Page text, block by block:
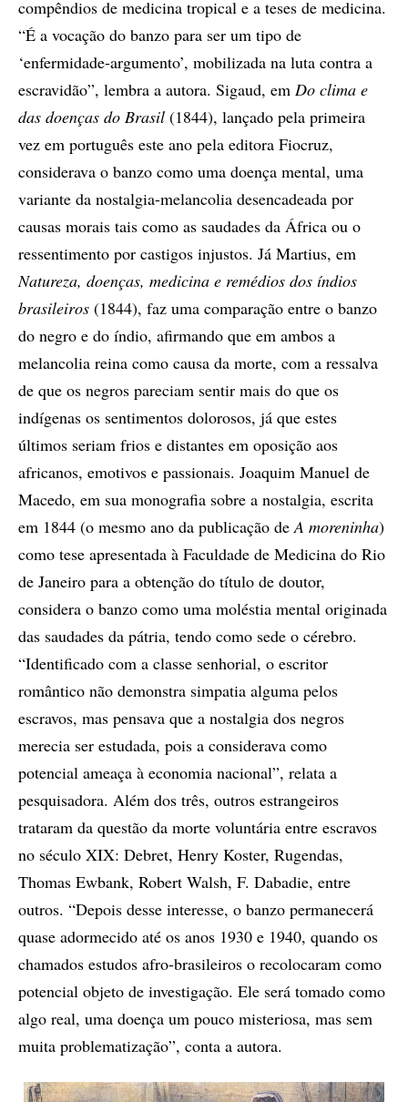
compêndios de medicina tropical e a teses de medicina.
“É a vocação do banzo para ser um tipo de
‘enfermidade-argumento’, mobilizada na luta contra a
escravidão”, lembra a autora. Sigaud, em Do clima e
das doenças do Brasil (1844), lançado pela primeira
vez em português este ano pela editora Fiocruz,
considerava o banzo como uma doença mental, uma
variante da nostalgia-melancolia desencadeada por
causas morais tais como as saudades da África ou o
ressentimento por castigos injustos. Já Martius, em
Natureza, doen­ças, medicina e remédios dos índios
brasileiros (1844), faz uma comparação entre o banzo
do negro e do índio, afirmando que em ambos a
melancolia reina como causa da morte, com a ressalva
de que os negros pareciam sentir mais do que os
indígenas os sentimentos dolorosos, já que estes
últimos seriam frios e distantes em oposição aos
africanos, emotivos e passionais. Joaquim Manuel de
Macedo, em sua monografia sobre a nostalgia, escrita
em 1844 (o mesmo ano da publicação de A moreninha)
como tese apresentada à Faculdade de Medicina do Rio
de Janeiro para a obtenção do título de doutor,
considera o banzo como uma moléstia mental originada
das saudades da pátria, tendo como sede o cérebro.
“Identificado com a classe senhorial, o escritor
romântico não demonstra simpatia alguma pelos
escravos, mas pensava que a nostalgia dos negros
merecia ser estudada, pois a considerava como
potencial ameaça à economia nacional”, relata a
pesquisadora. Além dos três, outros estrangeiros
trataram da questão da morte voluntária entre escravos
no século XIX: Debret, Henry Koster, Rugendas,
Thomas Ewbank, Robert Walsh, F. Dabadie, entre
outros. “Depois desse interesse, o banzo permanecerá
quase adormecido até os anos 1930 e 1940, quando os
chamados estudos afro-brasileiros o recolocaram como
potencial objeto de investigação. Ele será tomado como
algo real, uma doença um pouco misteriosa, mas sem
muita problematização”, conta a autora.